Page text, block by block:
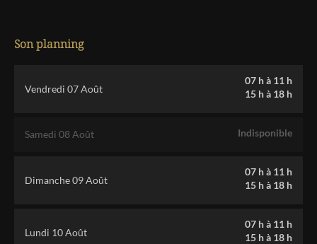
Son planning
Vendredi 07 Août
07 hà 11 h
15 hà 18 h
Samedi 08 Août Indisponible
Dimanche 09 Août
07 hà 11 h
15 hà 18 h
Lundi 10 Août
07 hà 11 h
15 hà 18 h